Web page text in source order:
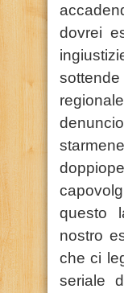
dovrei
questo
nostro
che ci
seriale